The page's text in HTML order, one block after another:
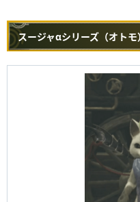
スージャαシリーズ（オトモ